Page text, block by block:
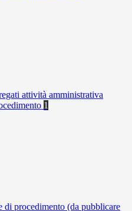
attività amministrativa
1
di procedimento (da pubblicare